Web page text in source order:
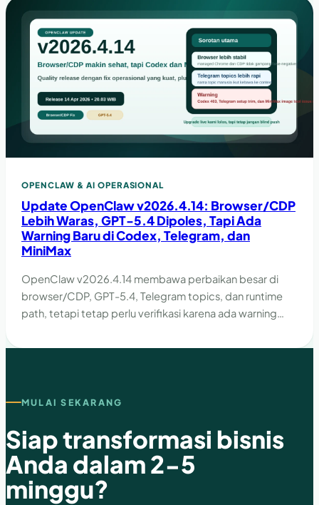
OPENCLAW & AI OPERASIONAL
Update OpenClaw v2026.4.14: Browser/CDP
Lebih Waras, GPT-5.4 Dipoles, Tapi Ada
Warning Baru di Codex, Telegram, dan
MiniMax
OpenClaw v2026.4.14 membawa perbaikan besar di
browser/CDP, GPT-5.4, Telegram topics, dan runtime
path, tetapi tetap perlu verifikasi karena ada warning
MULAI SEKARANG
Siap transformasi bisnis
Anda dalam 2-5
minggu?